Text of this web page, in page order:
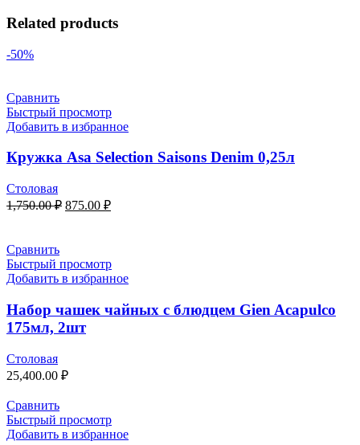
Related products
-50%
Сравнить
Быстрый просмотр
Добавить в избранное
Кружка Asa Selection Saisons Denim 0,25л
Столовая
1,750.00₽ 875.00 ₽
Сравнить
Быстрый просмотр
Добавить в избранное
Набор чашек чайных с блюдцем Gien Acapulco
175мл, 2шт
Столовая
25,400.00 ₽
Сравнить
Быстрый просмотр
Добавить в избранное